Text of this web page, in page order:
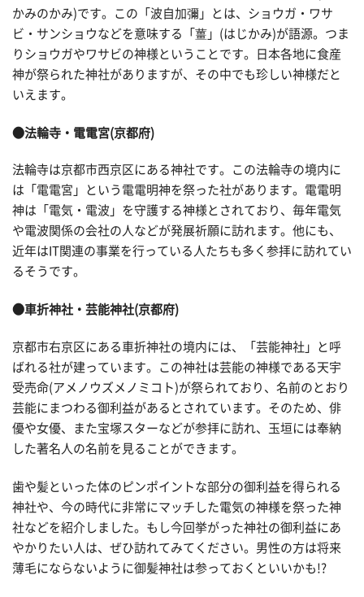
かみのかみ)です。この「波自加彌」とは、ショウガ・ワサ
ビ・サンショウなどを意味する「薑」(はじかみ)が語源。つま
りショウガやワサビの神様ということです。日本各地に食産
神が祭られた神社がありますが、その中でも珍しい神様だと
いえます。
●法輪寺・電電宮(京都府)
法輪寺は京都市西京区にある神社です。この法輪寺の境内に
は「電電宮」という電電明神を祭った社があります。電電明
神は「電気・電波」を守護する神様とされており、毎年電気
や電波関係の会社の人などが発展祈願に訪れます。他にも、
近年はIT関連の事業を行っている人たちも多く参拝に訪れてい
るそうです。
●車折神社・芸能神社(京都府)
京都市右京区にある車折神社の境内には、「芸能神社」と呼
ばれる社が建っています。この神社は芸能の神様である天宇
受売命(アメノウズメノミコト)が祭られており、名前のとおり
芸能にまつわる御利益があるとされています。そのため、俳
優や女優、また宝塚スターなどが参拝に訪れ、玉垣には奉納
した著名人の名前を見ることができます。
歯や髪といった体のピンポイントな部分の御利益を得られる
神社や、今の時代に非常にマッチした電気の神様を祭った神
社などを紹介しました。もし今回挙がった神社の御利益にあ
やかりたい人は、ぜひ訪れてみてください。男性の方は将来
薄毛にならないように御髪神社は参っておくといいかも!?